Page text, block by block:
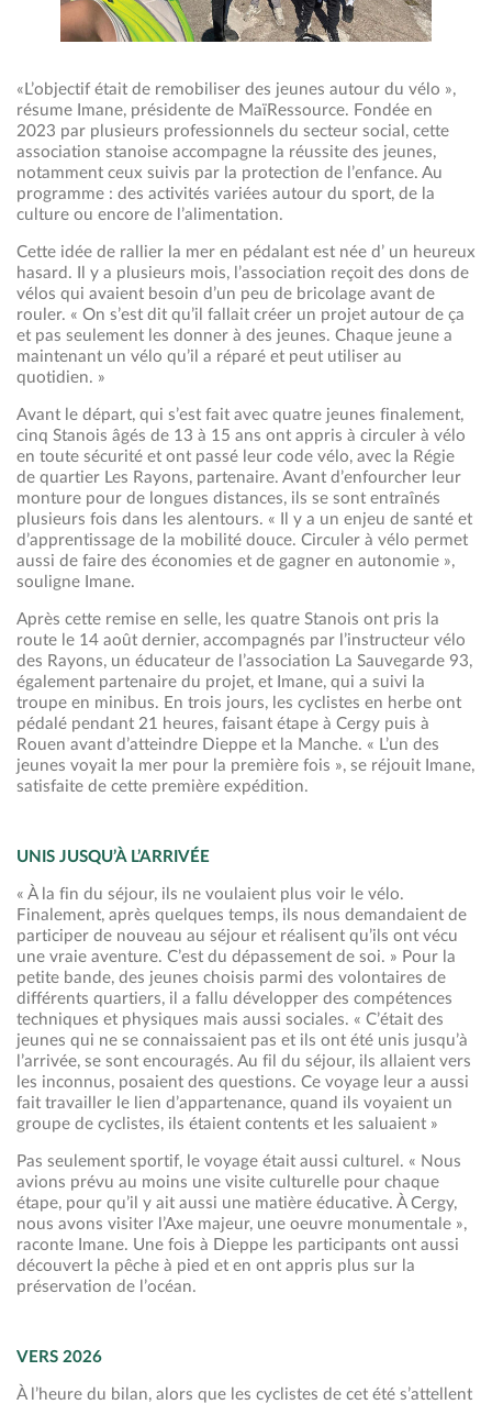
«L’objectif était de remobiliser des jeunes autour du vélo »,
résume Imane, présidente de MaïRessource. Fondée en
2023 par plusieurs professionnels du secteur social, cette
association stanoise accompagne la réussite des jeunes,
notamment ceux suivis par la protection de l’enfance. Au
programme : des activités variées autour du sport, de la
culture ou encore de l’alimentation.
Cette idée de rallier la mer en pédalant est née d’ un heureux
hasard. Il y a plusieurs mois, l’association reçoit des dons de
vélos qui avaient besoin d’un peu de bricolage avant de
rouler. « On s’est dit qu’il fallait créer un projet autour de ça
et pas seulement les donner à des jeunes. Chaque jeune a
maintenant un vélo qu’il a réparé et peut utiliser au
quotidien. »
Avant le départ, qui s’est fait avec quatre jeunes finalement,
cinq Stanois âgés de 13 à 15 ans ont appris à circuler à vélo
en toute sécurité et ont passé leur code vélo, avec la Régie
de quartier Les Rayons, partenaire. Avant d’enfourcher leur
monture pour de longues distances, ils se sont entraînés
plusieurs fois dans les alentours. « Il y a un enjeu de santé et
d’apprentissage de la mobilité douce. Circuler à vélo permet
aussi de faire des économies et de gagner en autonomie »,
souligne Imane.
Après cette remise en selle, les quatre Stanois ont pris la
route le 14 août dernier, accompagnés par l’instructeur vélo
des Rayons, un éducateur de l’association La Sauvegarde 93,
également partenaire du projet, et Imane, qui a suivi la
troupe en minibus. En trois jours, les cyclistes en herbe ont
pédalé pendant 21 heures, faisant étape à Cergy puis à
Rouen avant d’atteindre Dieppe et la Manche. « L’un des
jeunes voyait la mer pour la première fois », se réjouit Imane,
satisfaite de cette première expédition.
UNIS JUSQU’À L’ARRIVÉE
« À la fin du séjour, ils ne voulaient plus voir le vélo.
Finalement, après quelques temps, ils nous demandaient de
participer de nouveau au séjour et réalisent qu’ils ont vécu
une vraie aventure. C’est du dépassement de soi. » Pour la
petite bande, des jeunes choisis parmi des volontaires de
différents quartiers, il a fallu développer des compétences
techniques et physiques mais aussi sociales. « C’était des
jeunes qui ne se connaissaient pas et ils ont été unis jusqu’à
l’arrivée, se sont encouragés. Au fil du séjour, ils allaient vers
les inconnus, posaient des questions. Ce voyage leur a aussi
fait travailler le lien d’appartenance, quand ils voyaient un
groupe de cyclistes, ils étaient contents et les saluaient »
Pas seulement sportif, le voyage était aussi culturel. « Nous
avions prévu au moins une visite culturelle pour chaque
étape, pour qu’il y ait aussi une matière éducative. À Cergy,
nous avons visiter l’Axe majeur, une oeuvre monumentale »,
raconte Imane. Une fois à Dieppe les participants ont aussi
découvert la pêche à pied et en ont appris plus sur la
préservation de l’océan.
VERS 2026
À l’heure du bilan, alors que les cyclistes de cet été s’attellent